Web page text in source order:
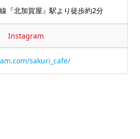
『北加賀屋』駅より徒歩約2分
Instagram
sakuri_cafe/